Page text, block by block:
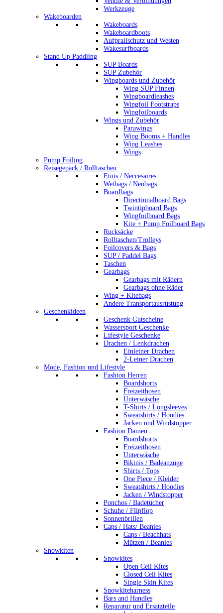
Werkzeuge
Wakeboarden
Wakeboards
Wakeboardboots
Aufprallschutz und Westen
Wakesurfboards
Stand Up Paddling
SUP Boards
SUP Zubehör
Wingboards und Zubehör
Wing SUP Finnen
Wingboardleashes
Wingfoil Footstraps
Wingfoilboards
Wings und Zubehör
Parawings
Wing Booms + Handles
Wing Leashes
Wings
Pump Foiling
Reisegepäck / Rolltaschen
Etuis / Neccesaires
Wetbags / Neobags
Boardbags
Directionalboard Bags
Twintipboard Bags
Wingfoilboard Bags
Kite + Pump Foilboard Bags
Rucksäcke
Rolltaschen/Trolleys
Foilcovers & Bags
SUP / Paddel Bags
Taschen
Gearbags
Gearbags mit Rädern
Gearbags ohne Räder
Wing + Kitebags
Andere Transportausrüstung
Geschenkideen
Geschenk Gutscheine
Wassersport Geschenke
Lifestyle Geschenke
Drachen / Lenkdrachen
Einleiner Drachen
2-Leiner Drachen
Mode, Fashion und Lifestyle
Fashion Herren
Boardshorts
Freizeithosen
Unterwäsche
T-Shirts / Longsleeves
Sweatshirts / Hoodies
Jacken und Windstopper
Fashion Damen
Boardshorts
Freizeithosen
Unterwäsche
Bikinis / Badeanzüge
Shirts / Tops
One Piece / Kleider
Sweatshirts / Hoodies
Jacken / Windstopper
Ponchos / Badetücher
Schuhe / Flipflop
Sonnenbrillen
Caps / Hats/ Beanies
Caps / Beachhats
Mützen / Beanies
Snowkiten
Snowkites
Open Cell Kites
Closed Cell Kites
Single Skin Kites
Snowkiteharness
Bars and Handles
Reparatur und Ersatzteile